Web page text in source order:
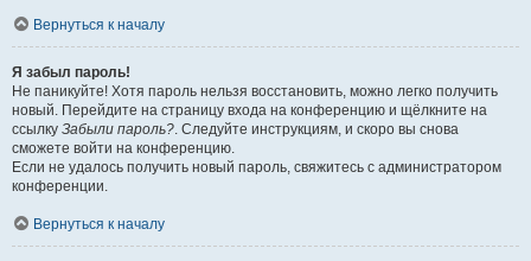
Вернуться к началу
Я забыл пароль!
Не паникуйте! Хотя пароль нельзя восстановить, можно легко получить
новый. Перейдите на страницу входа на конференцию и щёлкните на
ссылку Забыли пароль? . Следуйте инструкциям, и скоро вы снова
сможете войти на конференцию.
Если не удалось получить новый пароль, свяжитесь с администратором
конференции.
Вернуться к началу